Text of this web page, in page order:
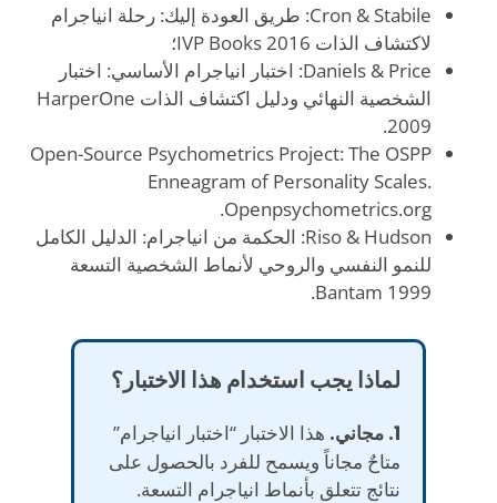
Cron & Stabile: طريق العودة إليك: رحلة انياجرام
لاكتشاف الذات IVP Books 2016؛
Daniels & Price: اختبار انياجرام الأساسي: اختبار
الشخصية النهائي ودليل اكتشاف الذات HarperOne
2009.
Open-Source Psychometrics Project: The OSPP
Enneagram of Personality Scales.
Openpsychometrics.org.
Riso & Hudson: الحكمة من انياجرام: الدليل الكامل
للنمو النفسي والروحي لأنماط الشخصية التسعة
Bantam 1999.
لماذا يجب استخدام هذا الاختبار؟
1. مجاني.
هذا الاختبار “اختبار انياجرام”
متاحٌ مجاناً ويسمح للفرد بالحصول على
نتائج تتعلق بأنماط انياجرام التسعة.